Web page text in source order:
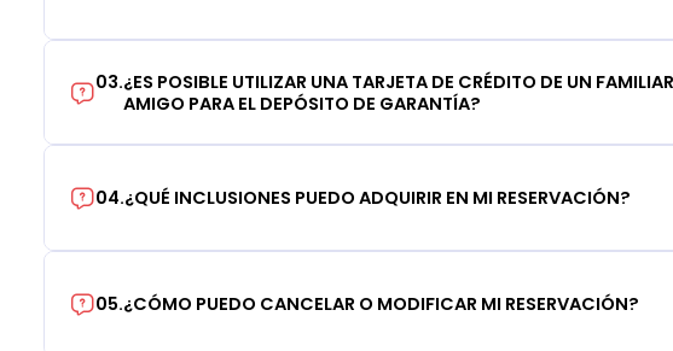
03.¿ES POSIBLE UTILIZAR UNA TARJETA DE CRÉDITO DE UN
AMIGO PARA EL DEPÓSITO DE GARANTÍA?
04.¿QUÉ INCLUSIONES PUEDO ADQUIRIR EN MI RESERVACIÓN?
05.¿CÓMO PUEDO CANCELAR O MODIFICAR MI RESERVACIÓN?